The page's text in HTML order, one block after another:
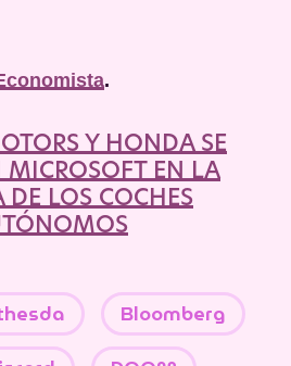
.
Y HONDA SE
MICROSOFT EN LA
DE LOS COCHES
Bloomberg